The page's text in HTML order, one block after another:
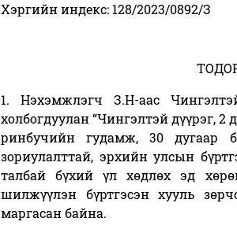
Хэргийн индекс: 128/2023/0892/З
1. Нэхэмжлэгч З.Н-аас
холбогдуулан “Чингэлтэй дүүрэг, 2
ринбучийн гудамж, 30 дугаар
зориулалттай, эрхийн улсын
талбай бүхий үл хөдлөх эд
шилжүүлэн бүртгэсэн хууль
маргасан байна.